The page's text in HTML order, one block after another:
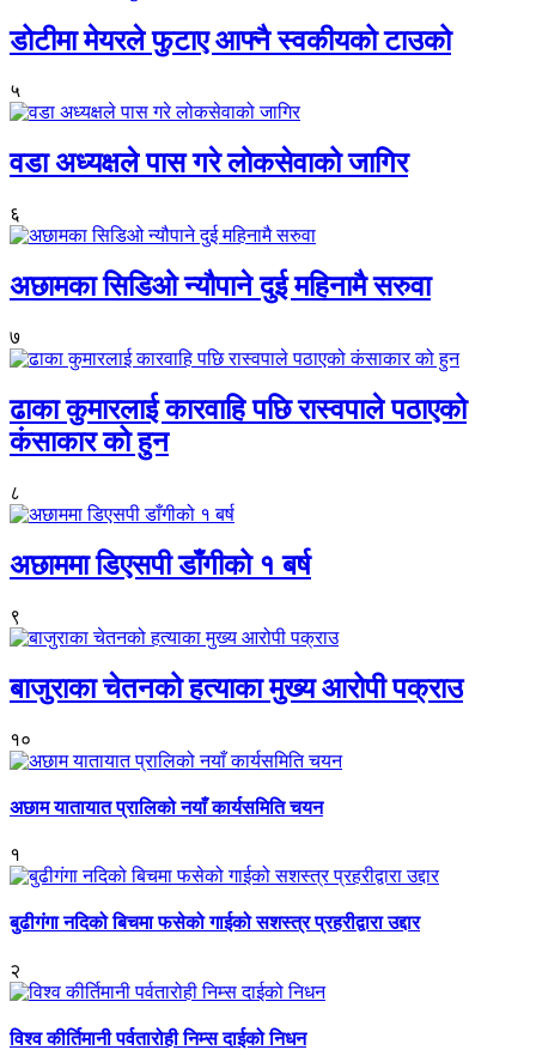
डोटीमा मेयरले फुटाए आफ्नै स्वकीयको टाउको
५
वडा अध्यक्षले पास गरे लोकसेवाको जागिर
६
अछामका सिडिओ न्यौपाने दुई महिनामै सरुवा
७
ढाका कुमारलाई कारवाहि पछि रास्वपाले पठाएको
कंसाकार को हुन
८
अछाममा डिएसपी डाँगीको १ बर्ष
९
बाजुराका चेतनको हत्याका मुख्य आरोपी पक्राउ
१०
अछाम यातायात प्रालिको नयाँ कार्यसमिति चयन
१
बुढीगंगा नदिको बिचमा फसेको गाईको सशस्त्र प्रहरीद्वारा उद्दार
२
विश्व कीर्तिमानी पर्वतारोही निम्स दाईको निधन